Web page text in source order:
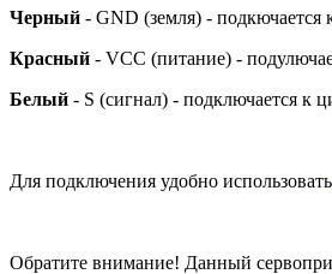
Черный - GND (земля) - подкючается
Красный - VCC (питание) -
Белый - S (сигнал) - подключается к
Для подключения удобно использовать
Обратите внимание! Данный